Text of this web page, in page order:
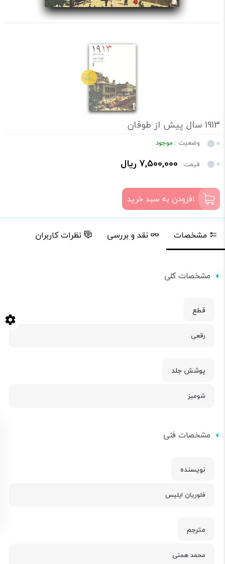
1913 سال پیش از طوفان
وضعیت : موجود
قیمت : 7,500,000 ریال
افزودن به سبد خرید
مشخصات نقد و بررسی نظرات کاربران
مشخصات کلی
قطع
رقعی
پوشش جلد
شومیز
مشخصات فنی
نویسنده
فلوریان ایلیس
مترجم
محمد همتی